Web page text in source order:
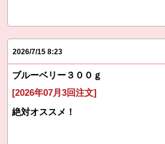
2026/7/15 8:23
ブルーベリー３００ｇ
[2026年07月3回注文]
絶対オススメ！